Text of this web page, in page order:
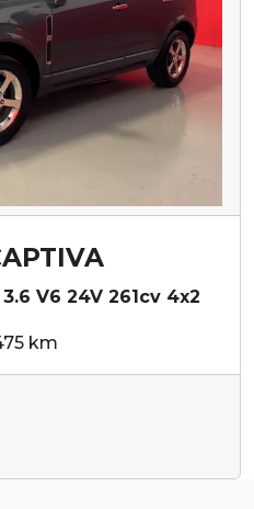
3.6 V6 24V 261cv 4x2
km